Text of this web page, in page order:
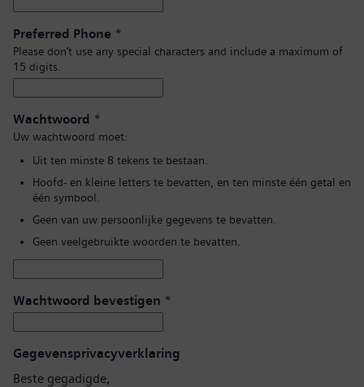
Preferred Phone *
Please don’t use any special characters and include a maximum of
15 digits.
Wachtwoord *
Uw wachtwoord moet:
Uit ten minste 8 tekens te bestaan.
Hoofd- en kleine letters te bevatten, en ten minste één getal en
één symbool.
Geen van uw persoonlijke gegevens te bevatten.
Geen veelgebruikte woorden te bevatten.
Wachtwoord bevestigen *
Gegevensprivacyverklaring
Beste gegadigde,